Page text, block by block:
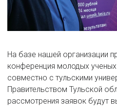
На базе нашей организации
конференция молодых
совместно с тульскими
Правительством Тульской
рассмотрения заявок будут